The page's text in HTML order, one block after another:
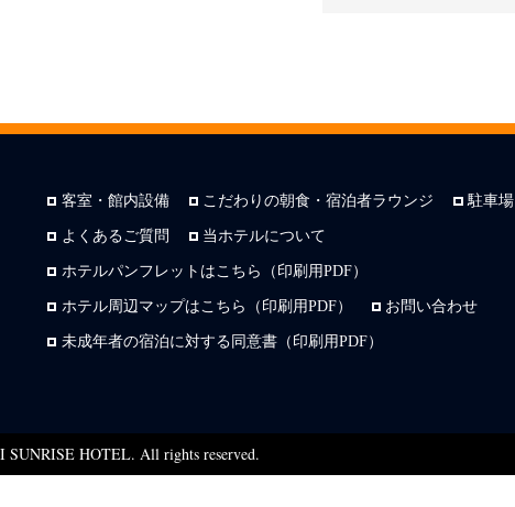
客室・館内設備 こだわりの朝食・宿泊者ラウンジ 駐車場
よくあるご質問 当ホテルについて
ホテルパンフレットはこちら（印刷用PDF）
ホテル周辺マップはこちら（印刷用PDF） お問い合わせ
未成年者の宿泊に対する同意書（印刷用PDF）
SUNRISE HOTEL. All rights reserved.